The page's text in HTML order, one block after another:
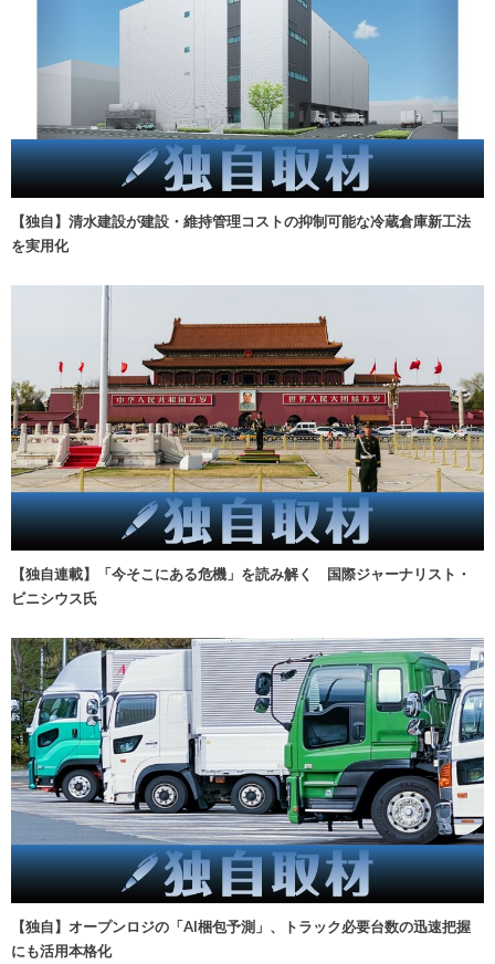
【独自】清水建設が建設・維持管理コストの抑制可能な冷蔵倉庫新工法
を実用化
【独自連載】「今そこにある危機」を読み解く 国際ジャーナリスト・
ビニシウス氏
【独自】オープンロジの「AI梱包予測」、トラック必要台数の迅速把握
にも活用本格化